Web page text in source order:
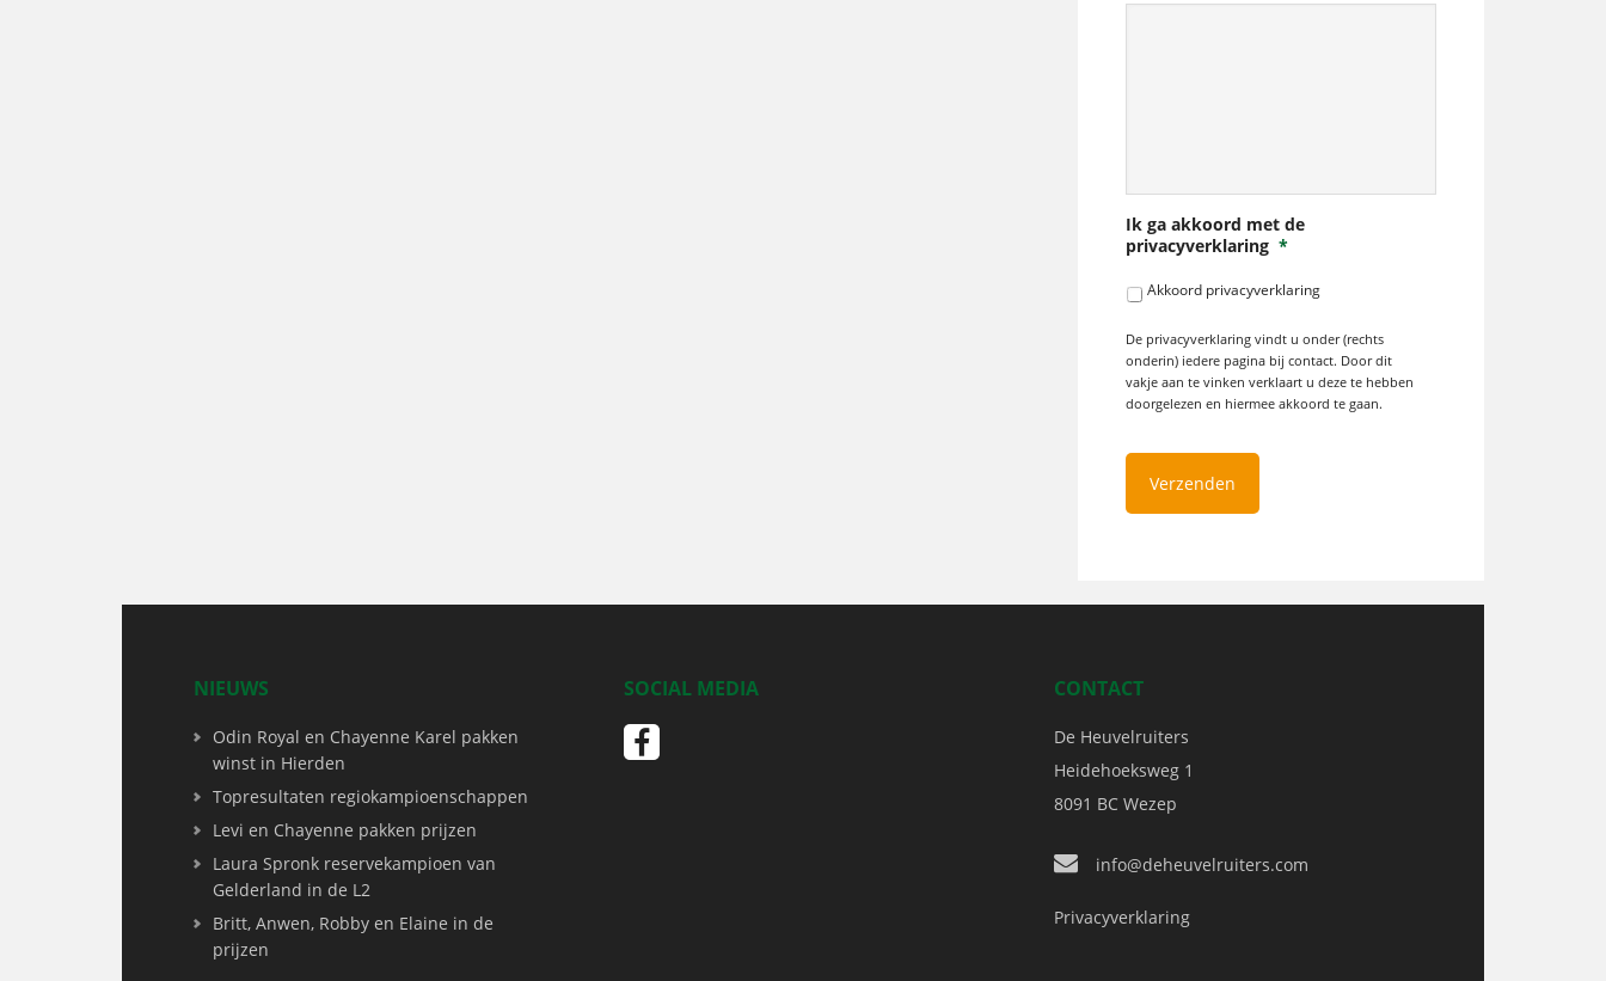
Ik ga akkoord met de
privacyverklaring *
Akkoord privacyverklaring
De privacyverklaring vindt u onder (rechts
onderin) iedere pagina bij contact. Door dit
vakje aan te vinken verklaart u deze te hebben
doorgelezen en hiermee akkoord te gaan.
NIEUWS
Odin Royal en Chayenne Karel pakken
winst in Hierden
Topresultaten regiokampioenschappen
Levi en Chayenne pakken prijzen
Laura Spronk reservekampioen van
Gelderland in de L2
Britt, Anwen, Robby en Elaine in de
prijzen
SOCIAL MEDIA CONTACT
De Heuvelruiters
Heidehoeksweg 1
8091 BC Wezep
info@deheuvelruiters.com
Privacyverklaring